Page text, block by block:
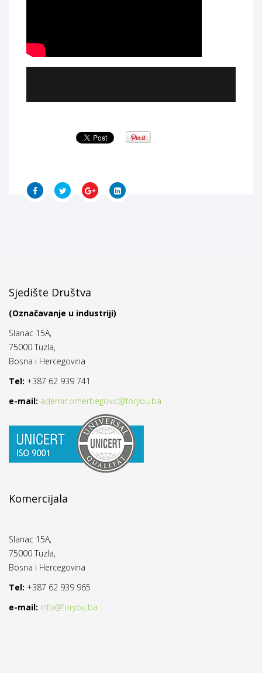
Sjedište Društva
(Označavanje u industriji)
Slanac 15A,
75000 Tuzla,
Bosna i Hercegovina
Tel: +387 62 939 741
e-mail: ademir.omerbegovic@foryou.ba
Komercijala
Slanac 15A,
75000 Tuzla,
Bosna i Hercegovina
Tel: +387 62 939 965
e-mail: info@foryou.ba